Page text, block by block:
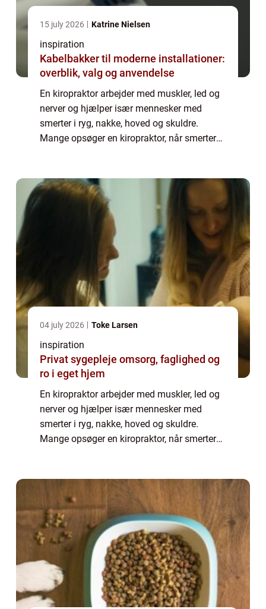
15 july 2026 Katrine Nielsen
inspiration
Kabelbakker til moderne installationer:
overblik, valg og anvendelse
En kiropraktor arbejder med muskler, led og
nerver og hjælper især mennesker med
smerter i ryg, nakke, hoved og skuldre.
Mange opsøger en kiropraktor, når smerter
04 july 2026 Toke Larsen
inspiration
Privat sygepleje omsorg, faglighed og
ro i eget hjem
En kiropraktor arbejder med muskler, led og
nerver og hjælper især mennesker med
smerter i ryg, nakke, hoved og skuldre.
Mange opsøger en kiropraktor, når smerter